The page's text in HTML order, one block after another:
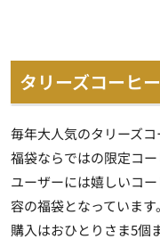
タリーズコーヒ
毎年大人気のタリーズコ
福袋ならではの限定コ
ユーザーには嬉しいコ
容の福袋となっています。
購入はおひとりさま5個ま